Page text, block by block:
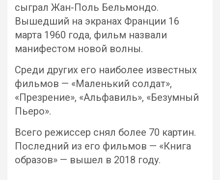
сыграл Жан-Поль Бельмондо.
Вышедший на экранах Франции 16
марта 1960 года, фильм назвали
манифестом новой волны.
Среди других его наиболее известных
фильмов — «Маленький солдат»,
«Презрение», «Альфавиль», «Безумный
Пьеро».
Всего режиссер снял более 70 картин.
Последний из его фильмов — «Книга
образов» — вышел в 2018 году.